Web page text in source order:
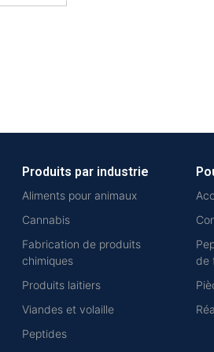
Produits par industrie
Aliments pour animaux
Cannabis
Fabrication de produits
chimiques
Produits laitiers
Viandes et volaille
Peptides
de